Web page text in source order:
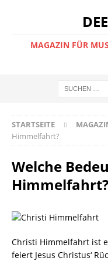
MAGAZIN FÜR
STARTSEITE
Himmelfahrt?
Welche
Himmelfahrt?
Christi Himmelfahrt ist
feiert Jesus Christus‘